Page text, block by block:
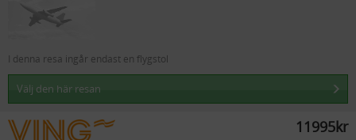
I denna resa ingår endast en flygstol
Välj den här resan
11995kr